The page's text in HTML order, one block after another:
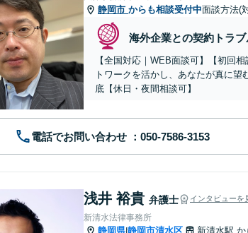
静岡市 からも相談受付中面談方法(
海外企業との契約トラブ
【全国対応｜WEB面談可】【初回
トワークを活かし、あなたが真に
底【休日・夜間相談可】
電話でお問い合わせ
浅井 裕貴 弁護士 インタビューを
新清水法律事務所
静岡県|静岡市清水区 新清水駅 か